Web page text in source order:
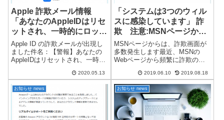
Apple 詐欺メール情報
「あなたのAppleIDはリセ
ットされ、一時的にロック
されています」
Apple ID の詐欺メールが出現し
ました件名：【警報】あなたの
AppleIDはリセットされ、一時的
詐欺メールなので詳細は、省き
ます。※リンク先アドレスが、
とんでもないアドレスになって
います。スマホで受信した方...
2020.05.13
「システムは3つのウィル
スに感染しています」 詐
欺 注意:MSNページから
は、詐欺画面が多く確認さ
れています
MSNページからは、詐欺画面が
多数発生します最近、MSNの
Webページから頻繁に詐欺の画
ましょう。「システムは3つのウ
ィルスに感染しています」 詐
欺Microsoft Edge のアドレスバ
ー ↓ 詐欺だと分かり...
2019.06.10 2019.08.18
お知らせ news お知らせ news